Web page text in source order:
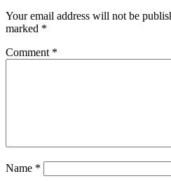
Your email address will not be
marked *
Comment *
Name *